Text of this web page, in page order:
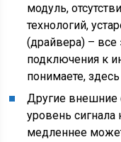
модуль,
технологий,
(драйвера) – все
подключения к
понимаете,
Другие внешние
уровень
медленнее